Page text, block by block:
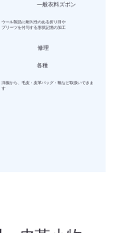
一般衣料ズボン
ウール製品に耐久性のある折り目や
プリーツを付与する形状記憶の加工
各種
洋服から、毛皮・皮革バッグ・靴など取扱いできま
す
修理